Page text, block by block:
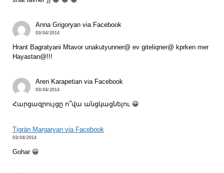
Anna Grigoryan via Facebook
03/04/2014
Hrant Bagratyani Mtavor unakutyunner@ ev giteliqner@ kprken mer
Hayastan@!!!
Aren Karapetian via Facebook
03/04/2014
Հարցազրույցը ո՞վա անցկացնելու 😀
Tigrán Margaryan via Facebook
03/04/2014
Gohar 😀